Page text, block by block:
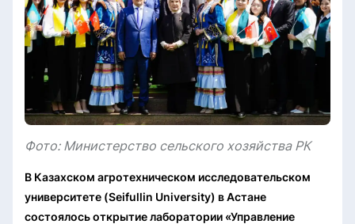
Фото: Министерство сельского хозяйства РК
В Казахском агротехническом исследовательском
университете (Seifullin University) в Астане
состоялось открытие лаборатории «Управление